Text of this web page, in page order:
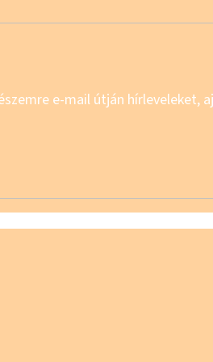
e-mail útján hírleveleket,